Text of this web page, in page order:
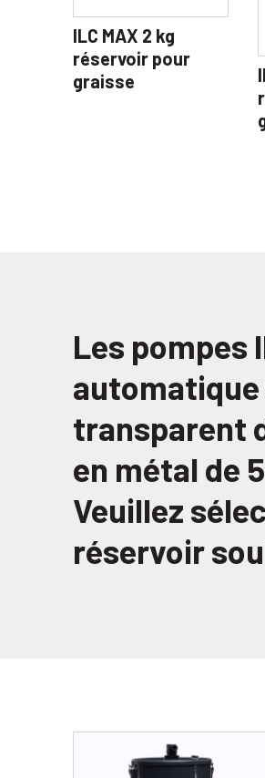
ILC MAX 2 kg
réservoir pour
graisse
Les pompes
transparent
en métal de
Veuillez
réservoir